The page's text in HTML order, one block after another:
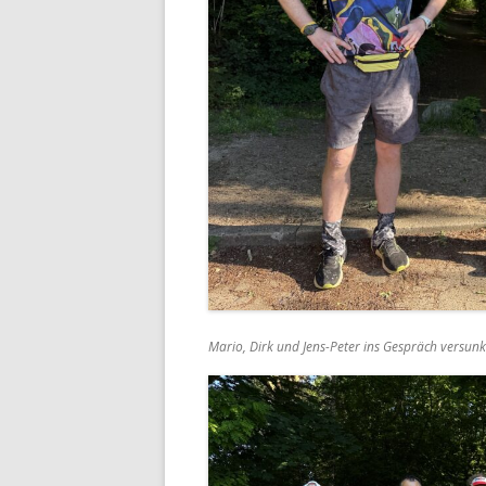
Mario, Dirk und Jens-Peter ins Gespräch